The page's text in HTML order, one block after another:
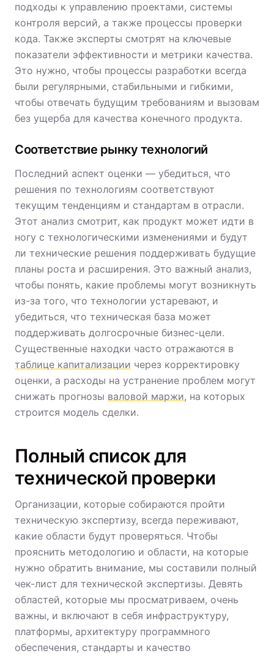
подходы к управлению проектами, системы
контроля версий, а также процессы проверки
кода. Также эксперты смотрят на ключевые
показатели эффективности и метрики качества.
Это нужно, чтобы процессы разработки всегда
были регулярными, стабильными и гибкими,
чтобы отвечать будущим требованиям и вызовам
без ущерба для качества конечного продукта.
Соответствие рынку технологий
Последний аспект оценки — убедиться, что
решения по технологиям соответствуют
текущим тенденциям и стандартам в отрасли.
Этот анализ смотрит, как продукт может идти в
ногу с технологическими изменениями и будут
ли технические решения поддерживать будущие
планы роста и расширения. Это важный анализ,
чтобы понять, какие проблемы могут возникнуть
из-за того, что технологии устаревают, и
убедиться, что техническая база может
поддерживать долгосрочные бизнес-цели.
Существенные находки часто отражаются в
таблице капитализации через корректировку
оценки, а расходы на устранение проблем могут
снижать прогнозы валовой маржи, на которых
строится модель сделки.
Полный список для
технической проверки
Организации, которые собираются пройти
техническую экспертизу, всегда переживают,
какие области будут проверяться. Чтобы
прояснить методологию и области, на которые
нужно обратить внимание, мы составили полный
чек-лист для технической экспертизы. Девять
областей, которые мы просматриваем, очень
важны, и включают в себя инфраструктуру,
платформы, архитектуру программного
обеспечения, стандарты и качество